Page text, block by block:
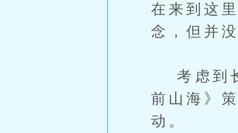
在来到这
念，但并
考虑到长
前山海》
动。